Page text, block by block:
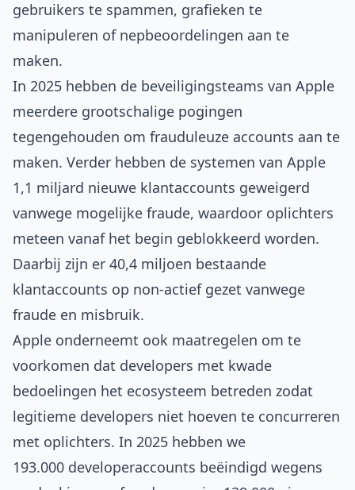
gebruikers te spammen, grafieken te
manipuleren of nepbeoordelingen aan te
maken.
In 2025 hebben de beveiligingsteams van Apple
meerdere grootschalige pogingen
tegengehouden om frauduleuze accounts aan te
maken. Verder hebben de systemen van Apple
1,1 miljard nieuwe klantaccounts geweigerd
vanwege mogelijke fraude, waardoor oplichters
meteen vanaf het begin geblokkeerd worden.
Daarbij zijn er 40,4 miljoen bestaande
klantaccounts op non-actief gezet vanwege
fraude en misbruik.
Apple onderneemt ook maatregelen om te
voorkomen dat developers met kwade
bedoelingen het ecosysteem betreden zodat
legitieme developers niet hoeven te concurreren
met oplichters. In 2025 hebben we
193.000 developeraccounts beëindigd wegens